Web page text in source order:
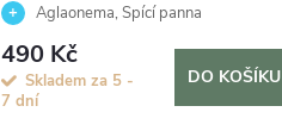
Aglaonema, Spící panna
490 Kč
Skladem za 5 -
7 dní
DO KOŠÍKU